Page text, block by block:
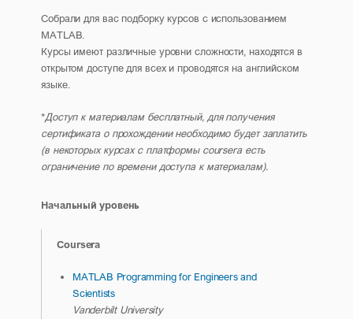
Собрали для вас подборку курсов с использованием
MATLAB.
Курсы имеют различные уровни сложности, находятся в
открытом доступе для всех и проводятся на английском
языке.
*Доступ к материалам бесплатный, для получения
сертификата о прохождении необходимо будет заплатить
(в некоторых курсах с платформы coursera есть
ограничение по времени доступа к материалам).
Начальный уровень
Coursera
MATLAB Programming for Engineers and
Scientists
Vanderbilt University